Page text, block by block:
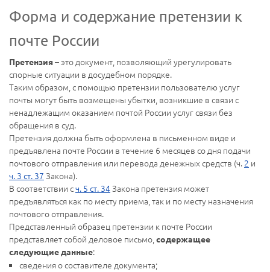
Форма и содержание претензии к
почте России
Претензия– это документ, позволяющий урегулировать
спорные ситуации в досудебном порядке.
Таким образом, с помощью претензии пользователю услуг
почты могут быть возмещены убытки, возникшие в связи с
ненадлежащим оказанием почтой России услуг связи без
обращения в суд.
Претензия должна быть оформлена в письменном виде и
предъявлена почте России в течение 6 месяцев со дня подачи
почтового отправления или перевода денежных средств (ч. 2 и
ч. 3 ст. 37 Закона).
В соответствии сч. 5 ст. 34Закона претензия может
предъявляться как по месту приема, так и по месту назначения
почтового отправления.
Представленный образец претензии к почте России
представляет собой деловое письмо,содержащее
следующие данные:
сведения о составителе документа;